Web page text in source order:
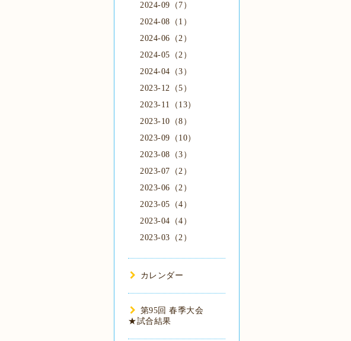
2024-09（7）
2024-08（1）
2024-06（2）
2024-05（2）
2024-04（3）
2023-12（5）
2023-11（13）
2023-10（8）
2023-09（10）
2023-08（3）
2023-07（2）
2023-06（2）
2023-05（4）
2023-04（4）
2023-03（2）
カレンダー
第95回 春季大会
★試合結果